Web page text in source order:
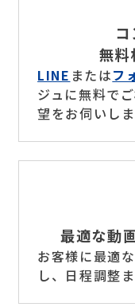
無料
LINE またはフ
ジュに無料で
望をお伺いしま
最適な動
お客様に最適
し、日程調整ま